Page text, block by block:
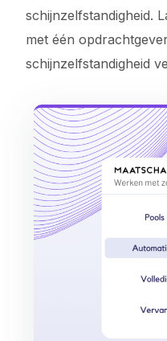
schijnzelfstandigheid.
met één
schijnzelfstandigheid